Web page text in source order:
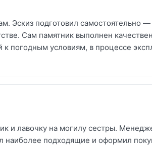
Эскиз подготовил самостоятельно
Сам памятник выполнен
погодным условиям, в процессе
и лавочку на могилу сестры.
наиболее подходящие и оформил